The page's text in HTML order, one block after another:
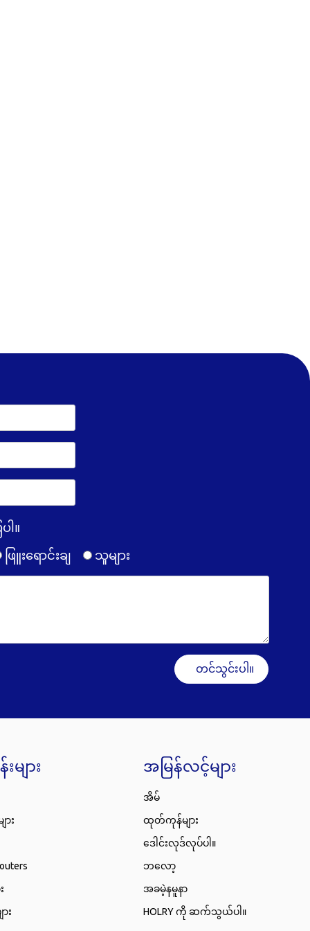
။
ဖြူးရောင်းချ သူများ
တင်သွင်းပါ။
ျား
း
း
အမြန်လင့်များ
အိမ်
ထုတ်ကုန်များ
ဒေါင်းလုဒ်လုပ်ပါ။
ဘလော့
အခမဲ့နမူနာ
HOLRY ကို ဆက်သွယ်ပါ။